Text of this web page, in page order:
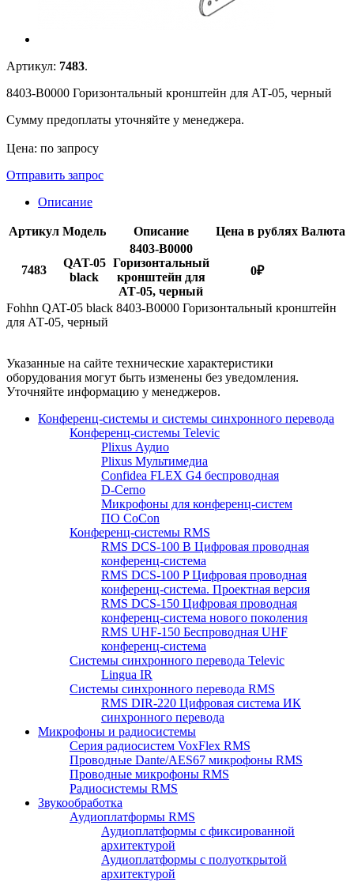
Артикул: 7483.
8403-B0000 Горизонтальный кронштейн для АТ-05, черный
Сумму предоплаты уточняйте у менеджера.
Цена: по запросу
Отправить запрос
Описание
Артикул Модель Описание Цена в рублях Валюта
7483
QAT-05
black
8403-B0000
Горизонтальный
кронштейн для
АТ-05, черный
0₽
Fohhn QAT-05 black 8403-B0000 Горизонтальный кронштейн
для АТ-05, черный
Указанные на сайте технические характеристики
оборудования могут быть изменены без уведомления.
Уточняйте информацию у менеджеров.
Конференц-системы и системы синхронного перевода
Конференц-системы Televic
Plixus Аудио
Plixus Мультимедиа
Confidea FLEX G4 беспроводная
D-Cerno
Микрофоны для конференц-систем
ПО CoCon
Конференц-системы RMS
RMS DCS-100 B Цифровая проводная
конференц-система
RMS DCS-100 P Цифровая проводная
конференц-система. Проектная версия
RMS DCS-150 Цифровая проводная
конференц-система нового поколения
RMS UHF-150 Беспроводная UHF
конференц-система
Системы синхронного перевода Televic
Lingua IR
Системы синхронного перевода RMS
RMS DIR-220 Цифровая система ИК
синхронного перевода
Микрофоны и радиосистемы
Серия радиосистем VoxFlex RMS
Проводные Dante/AES67 микрофоны RMS
Проводные микрофоны RMS
Радиосистемы RMS
Звукообработка
Аудиоплатформы RMS
Аудиоплатформы с фиксированной
архитектурой
Аудиоплатформы с полуоткрытой
архитектурой